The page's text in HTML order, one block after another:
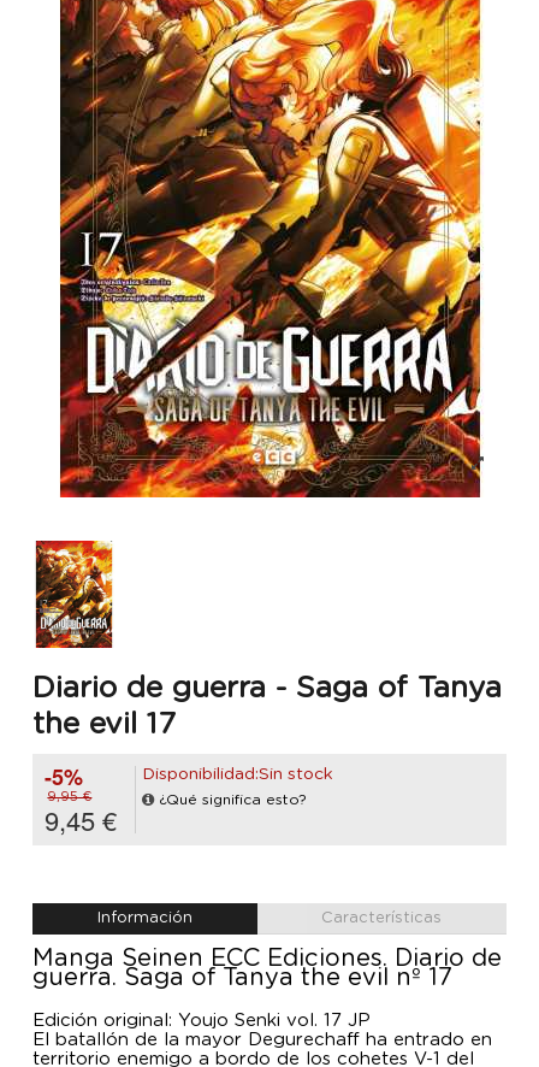
Diario de guerra - Saga of Tanya
the evil 17
-5%
9,95 €
9,45 €
Disponibilidad:Sin stock
¿Qué significa esto?
Información Características
Manga Seinen ECC Ediciones. Diario de
guerra. Saga of Tanya the evil nº 17
Edición original: Youjo Senki vol. 17 JP
El batallón de la mayor Degurechaff ha entrado en
territorio enemigo a bordo de los cohetes V-1 del